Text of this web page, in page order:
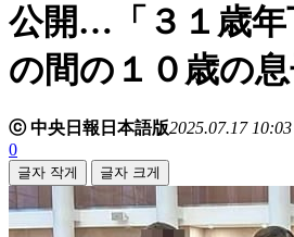
公開…「３１歳年
の間の１０歳の息
ⓒ 中央日報日本語版2025.07.17 10:03
0
글자 작게 글자 크게